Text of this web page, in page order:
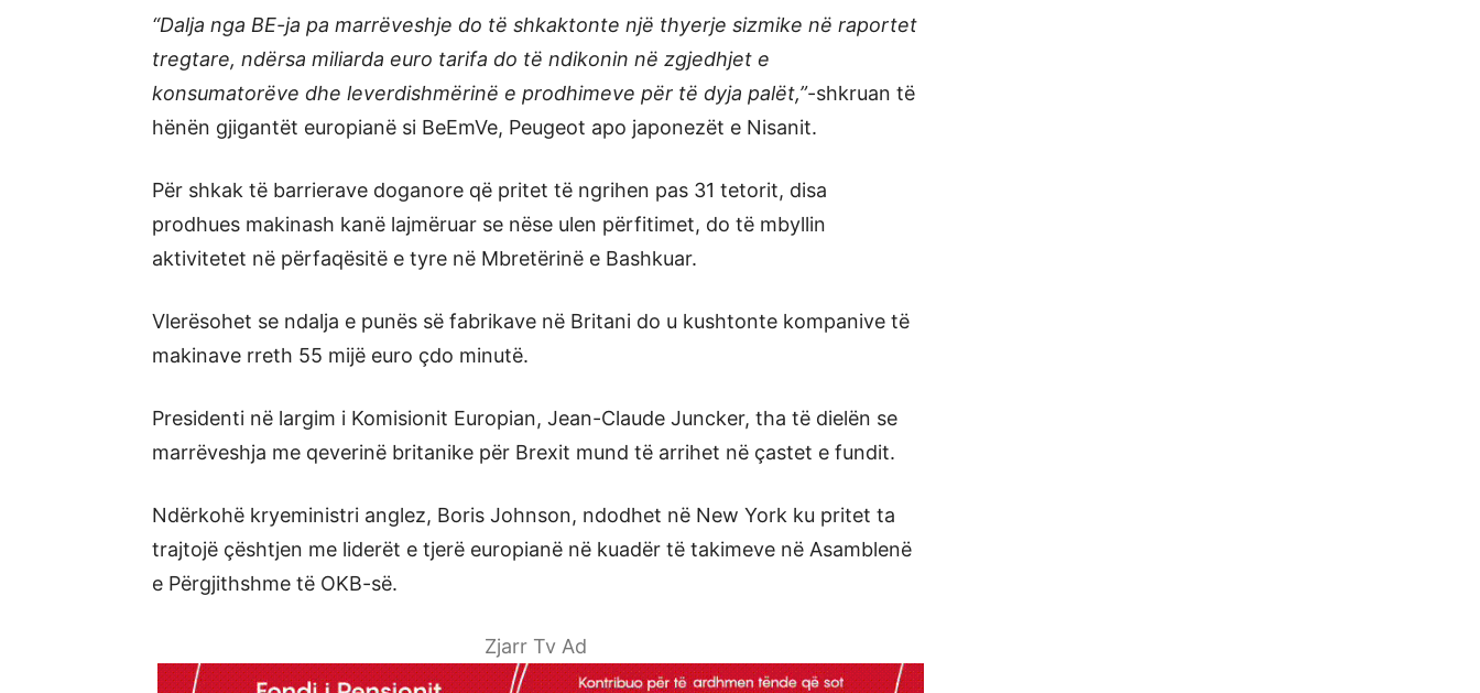
“Dalja nga BE-ja pa marrëveshje do të shkaktonte një thyerje sizmike në raportet
tregtare, ndërsa miliarda euro tarifa do të ndikonin në zgjedhjet e
konsumatorëve dhe leverdishmërinë e prodhimeve për të dyja palët,”-shkruan të
hënën gjigantët europianë si BeEmVe, Peugeot apo japonezët e Nisanit.
Për shkak të barrierave doganore që pritet të ngrihen pas 31 tetorit, disa
prodhues makinash kanë lajmëruar se nëse ulen përfitimet, do të mbyllin
aktivitetet në përfaqësitë e tyre në Mbretërinë e Bashkuar.
Vlerësohet se ndalja e punës së fabrikave në Britani do u kushtonte kompanive të
makinave rreth 55 mijë euro çdo minutë.
Presidenti në largim i Komisionit Europian, Jean-Claude Juncker, tha të dielën se
marrëveshja me qeverinë britanike për Brexit mund të arrihet në çastet e fundit.
Ndërkohë kryeministri anglez, Boris Johnson, ndodhet në New York ku pritet ta
trajtojë çështjen me liderët e tjerë europianë në kuadër të takimeve në Asamblenë
e Përgjithshme të OKB-së.
Zjarr Tv Ad